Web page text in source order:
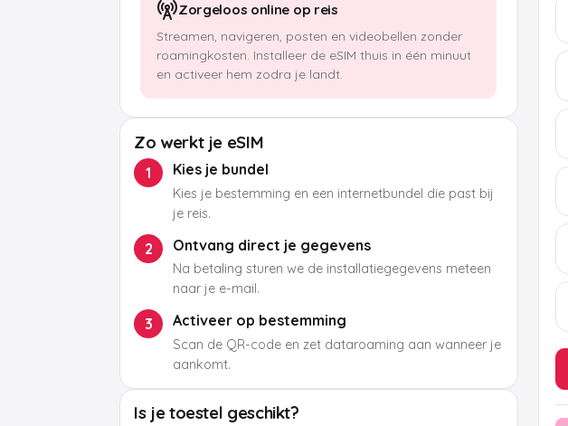
Zorgeloos online op reis
Streamen, navigeren, posten en videobellen zonder
roamingkosten. Installeer de eSIM thuis in één minuut
en activeer hem zodra je landt.
Zo werkt je eSIM
1 Kies je bundel
Kies je bestemming en een internetbundel die past bij
je reis.
2 Ontvang direct je gegevens
Na betaling sturen we de installatiegegevens meteen
naar je e-mail.
3 Activeer op bestemming
Scan de QR-code en zet dataroaming aan wanneer je
aankomt.
Is je toestel geschikt?